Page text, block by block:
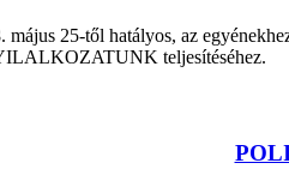
25-től hatályos, az
teljesítéséhez.